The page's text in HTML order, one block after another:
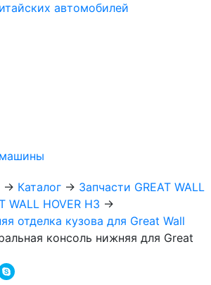
автомобилей
→ Каталог → Запчасти GREAT WALL
WALL HOVER H3 →
отделка кузова для Great Wall
консоль нижняя для Great